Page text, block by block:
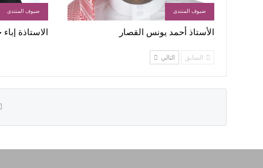
ضيوف المنتدى
الأستاذ أحمد يونس القصار
ضيوف المنتدى
الاستاذة
السابق التالي